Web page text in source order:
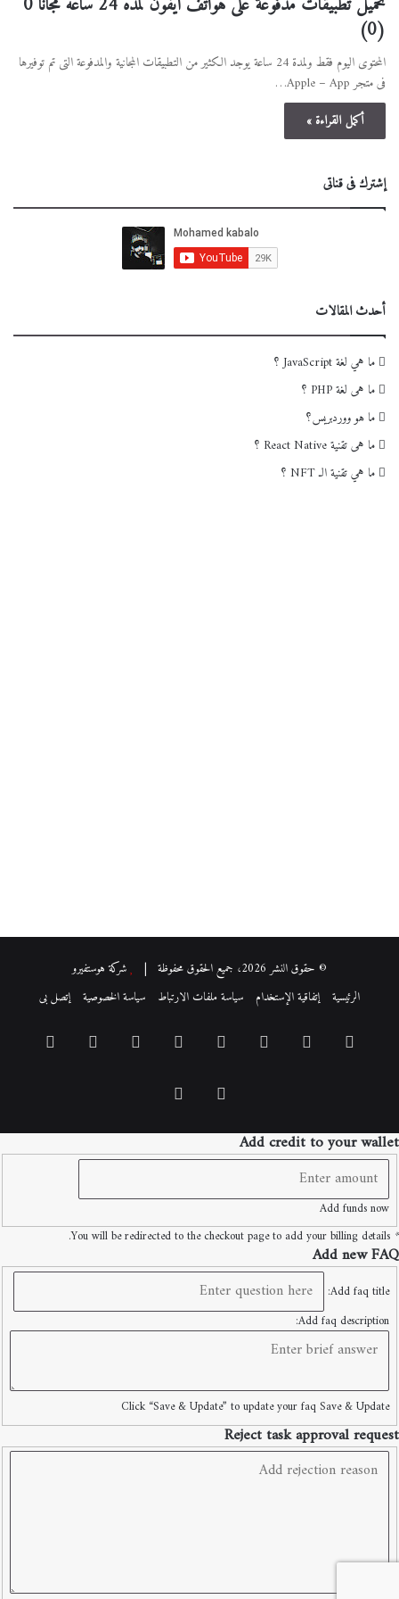
(0)
المحتوى اليوم فقط ولمدة 24 ساعة يوجد الكثير من التطبيقات المجانية والمدفوعة التى تم توفيرها
فى متجر Apple – App…
أكمل القراءة »
إشترك فى قناتى
أحدث المقالات
ما هي لغة JavaScript ؟
ما هى لغة PHP ؟
ما هو ووردبريس؟
ما هى تقنية React Native ؟
ما هي تقنية الـ NFT ؟
© حقوق النشر 2026، جميع الحقوق محفوظة |
شركة هوستفيرو
الرئيسية
إتفاقية الإستخدام سياسة ملفات الارتباط سياسة الخصوصية إتصل بى
فيسبوك بينتيريست لينكدإن ‫YouTube انستقرام
‏Google
Play الموقع
Add credit to your wallet
Add funds now
*
You will be redirected to the checkout page to add your billing details.
Add new FAQ
Add faq title:
Add faq description:
Click “Save & Update” to update your faqSave & Update
Reject task approval request